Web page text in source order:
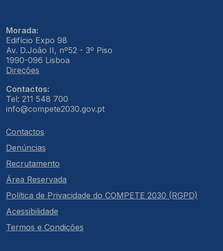
Morada:
Edifício Expo 98
Av. D.João II, nº52 - 3º Piso
1990-096 Lisboa
Direções
Contactos:
Tel: 211 548 700
info@compete2030.gov.pt
Contactos
Denúncias
Recrutamento
Área Reservada
Política de Privacidade do COMPETE 2030 (RGPD)
Acessibilidade
Termos e Condições